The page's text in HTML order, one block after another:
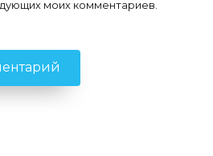
моих комментариев.